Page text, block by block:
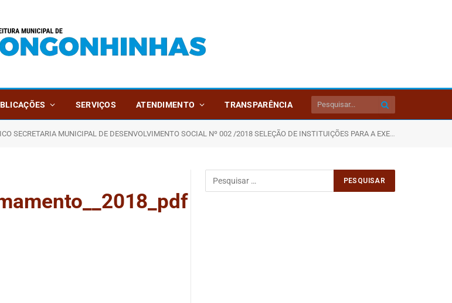
SERVIÇOS ATENDIMENTO TRANSPARÊNCIA
MUNICIPAL DE DESENVOLVIMENTO SOCIAL Nº 002 /2018 SELEÇÃO DE INSTITUIÇÕES PARA A EXECUÇÃO DE SERVIÇOS DA PROTEÇÃO SOCIAL ESPECIAL